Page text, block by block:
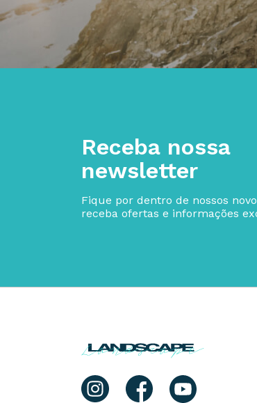
Receba nossa
newsletter
Fique por dentro de nossos
receba ofertas e informações